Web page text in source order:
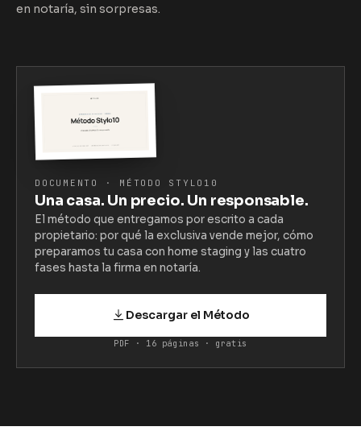
en notaría, sin sorpresas.
DOCUMENTO · MÉTODO STYLO10
Una casa. Un precio. Un responsable.
El método que entregamos por escrito a cada
propietario: por qué la exclusiva vende mejor, cómo
preparamos tu casa con home staging y las cuatro
fases hasta la firma en notaría.
Descargar el Método
PDF · 16 páginas · gratis